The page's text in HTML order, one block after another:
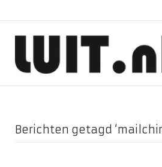
Berichten getagd